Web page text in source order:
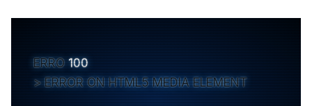
ERRO 100
ERROR ON HTML5 MEDIA ELEMENT